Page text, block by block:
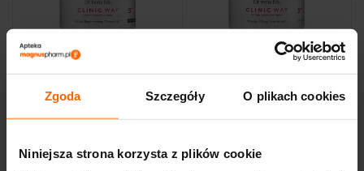
Zgoda Szczegóły O plikach cookies
Niniejsza strona korzysta z plików cookie
DR IRENA ERIS CLINIC WAY
DERMOKREM DO TWARZY I
POD OCZY 70+ NA NOC
LIPIDOWE WYPEŁNIENIE
133,63
zł
DR IRENA ERIS CLINIC WAY
DERMOKREM DO TWARZY I
POD OCZY 70+ NA DZIEŃ
LIPIDOWE WYPEŁNIENIE
163,80